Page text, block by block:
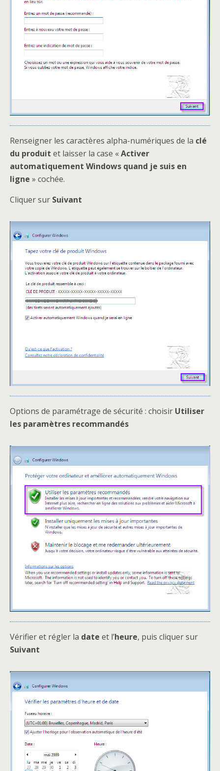
Renseigner les caractères alpha-numériques de la clé
du produit et laisser la case «Activer
automatiquement Windows quand je suis en
ligne » cochée.
Cliquer sur Suivant
Options de paramétrage de sécurité : choisir Utiliser
les paramètres recommandés
Vérifier et régler la date et l’heure, puis cliquer sur
Suivant